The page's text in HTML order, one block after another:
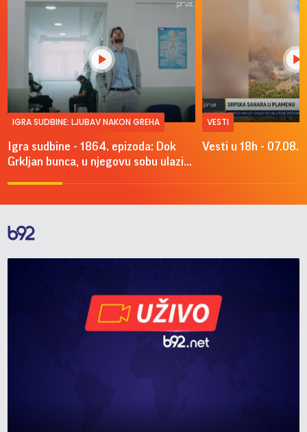
IGRA SUDBINE: LJUBAV NAKON GREHA
Igra sudbine - 1864. epizoda: Dok
Grkljan bunca, u njegovu sobu ulazi...
VESTI
Vesti u 18h -